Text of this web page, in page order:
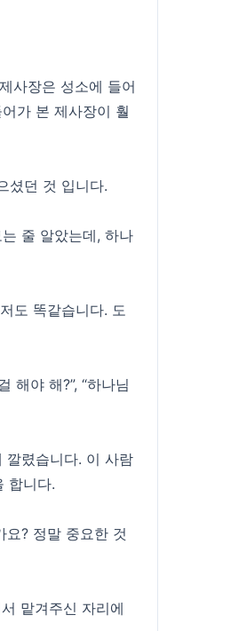
사장은 성소에 들어
가 본 제사장이 훨
셨던 것 입니다.
줄 알았는데, 하나
도 똑같습니다. 도
해야 해?”, “하나님
깔렸습니다. 이 사람
합니다.
? 정말 중요한 것
맡겨주신 자리에